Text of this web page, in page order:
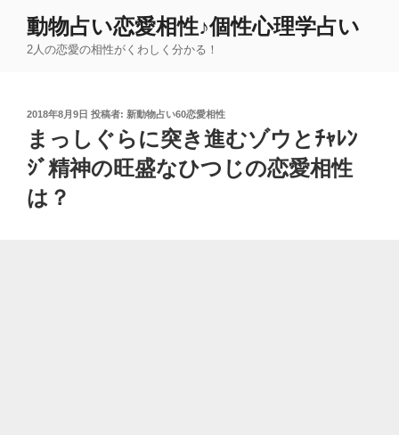
動物占い恋愛相性♪個性心理学占い
2人の恋愛の相性がくわしく分かる！
投
日:
2018年8月9日 投稿者: 新動物占い60恋愛相性
まっしぐらに突き進むゾウとﾁｬﾚﾝ
ｼﾞ精神の旺盛なひつじの恋愛相性
は？